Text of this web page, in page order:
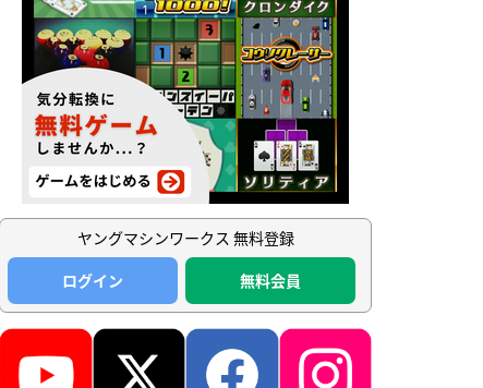
ヤングマシンワークス 無料登録
ログイン
無料会員